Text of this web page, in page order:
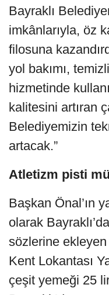
Bayraklı
imkânlarıyla, öz
filosuna
yol bakımı,
hizmetinde
kalitesini artıran
Belediyemizin
artacak.”
Atletizm pisti
Başkan Önal’ın
olarak
sözlerine
Kent Lokantası
çeşit yemeği 25